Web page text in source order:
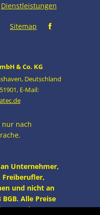
Dienstleistungen
Sitemap
& Co. KG
, Deutschland
, E-Mail:
nur nach
Unternehmer,
Freiberufler,
und nicht an
Alle Preise
Versand.